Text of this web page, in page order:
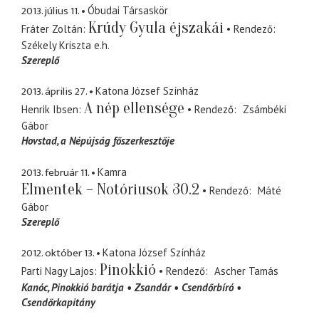
2013. július 11.
Óbudai Társaskör
Fráter Zoltán Krúdy Gyula éjszakái
Rendező
Székely Kriszta e.h.
Szereplő
2013. április 27.
Katona József Színház
Henrik Ibsen A nép ellensége Rendező
Zsámbéki
Gábor
Hovstad a Népújság főszerkesztője
2013. február 11. Kamra
Elmentek – Notóriusok 30.2 Rendező
Máté
Gábor
Szereplő
2012. október 13.
Katona József Színház
Parti Nagy Lajos Pinokkió Rendező
Ascher Tamás
Kanóc Pinokkió barátja Zsandár
Csendőrbíró
Csendőrkapitány